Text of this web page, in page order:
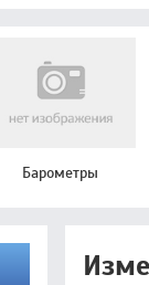
Барометры